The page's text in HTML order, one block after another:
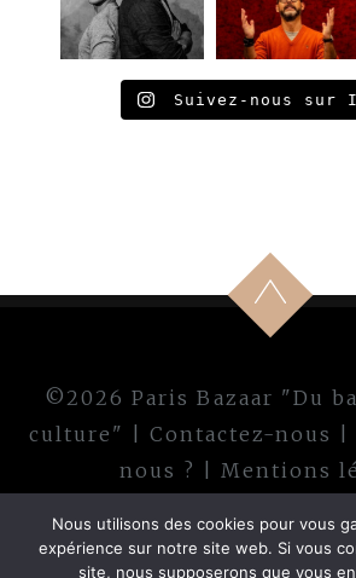
Suivez-nous sur
©2026 Paris Bazaar "Du
culture" | Contactez-nous
nous ?
Mentions
Nous utilisons des cookies pour vous
expérience sur notre site web. Si vous
site, nous supposerons que vous